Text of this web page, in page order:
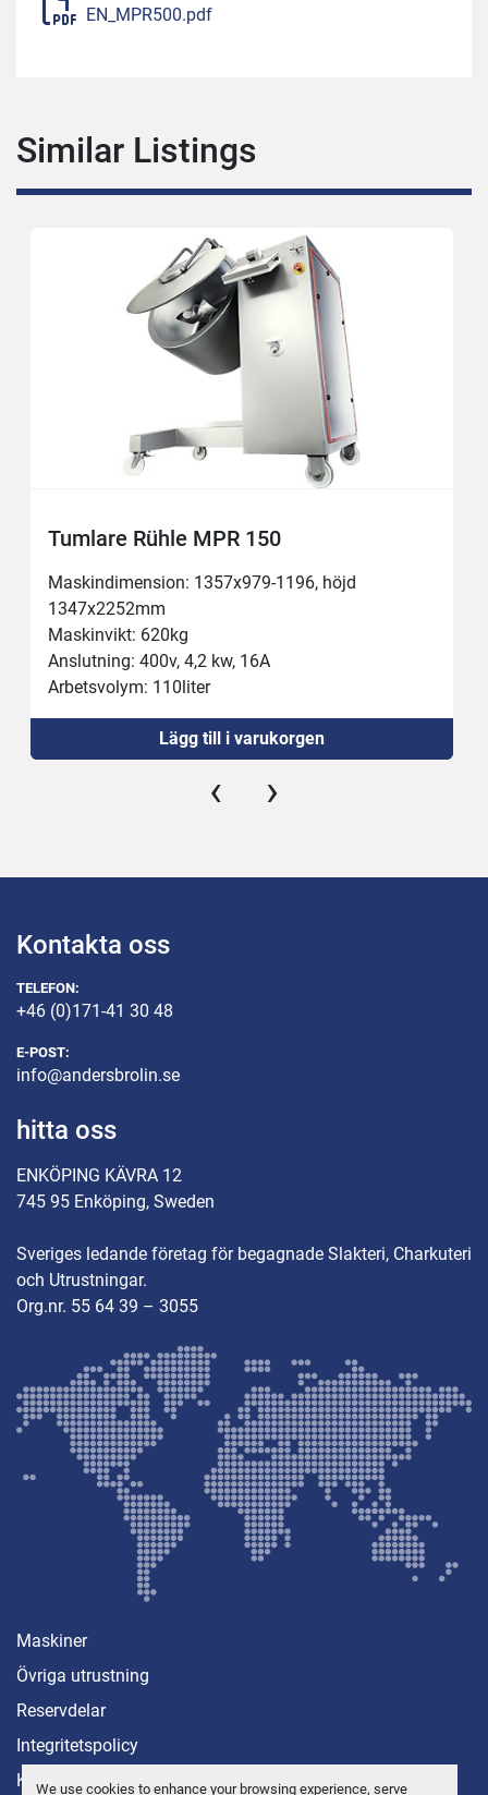
We use cookies to enhance your browsing experience, serve
EN_MPR500.pdf
Similar Listings
Tumlare Rühle MPR 150
Maskindimension: 1357x979-1196, höjd
1347x2252mm
Maskinvikt: 620kg
Anslutning: 400v, 4,2 kw, 16A
Arbetsvolym: 110liter
Behållare: 150liter
Köldmedel: R452A
Underede; 4st hjul
Blandare: Steglös 0-50 varv/min
Lägg till i varukorgen
‹ ›
Kontakta oss
TELEFON:
+46 (0)171-41 30 48
E-POST:
info@andersbrolin.se
hitta oss
ENKÖPING KÄVRA 12
745 95 Enköping, Sweden
Sveriges ledande företag för begagnade Slakteri, Charkuteri
och Utrustningar.
Org.nr. 55 64 39 – 3055
Maskiner
Övriga utrustning
Reservdelar
Integritetspolicy
Kontakt